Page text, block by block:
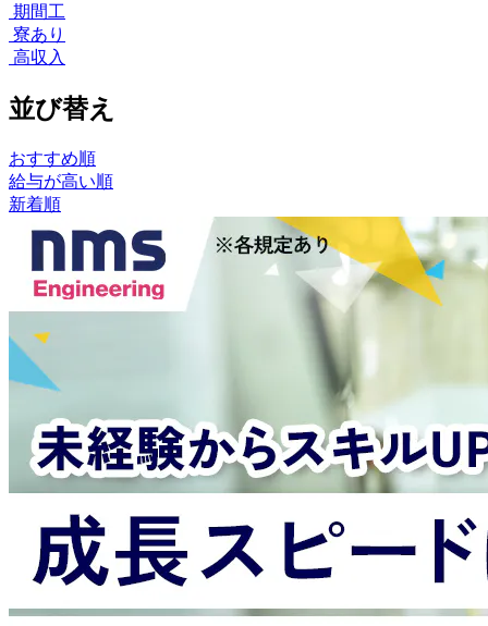
期間工
寮あり
高収入
並び替え
おすすめ順
給与が高い順
新着順